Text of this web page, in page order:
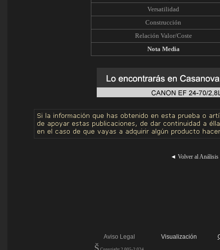
Versatilidad
Construcción
Relación Valor/Coste
Nota Media
◄ Volver al Análisis